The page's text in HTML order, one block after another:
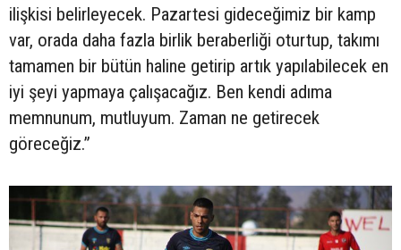
ilişkisi belirleyecek. Pazartesi gideceğimiz bir kamp
var, orada daha fazla birlik beraberliği oturtup, takımı
tamamen bir bütün haline getirip artık yapılabilecek en
iyi şeyi yapmaya çalışacağız. Ben kendi adıma
memnunum, mutluyum. Zaman ne getirecek
göreceğiz.”